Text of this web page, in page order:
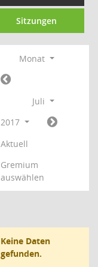
Sitzungen
Monat
Juli
2017
Aktuell
Gremium
auswählen
Keine Daten
gefunden.